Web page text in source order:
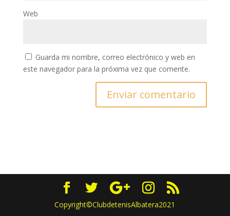
Web
Guarda mi nombre, correo electrónico y web en
este navegador para la próxima vez que comente.
Copyright©ClubdetenisAlbatera2021